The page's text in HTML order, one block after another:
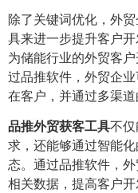
除了关键词优化，外
具来进一步提升客户
为储能行业的外贸客
过品推软件，外贸企
在客户，并通过多渠道
品推外贸获客工具不
求，还能够通过智能
态。通过品推软件，
相关数据，提高客户开